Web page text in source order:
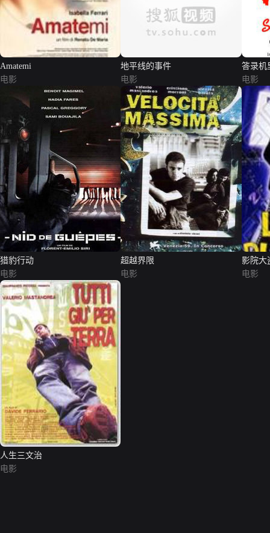
Amatemi
电影
地平线的事件
电影
答录机
电影
猎豹行动
电影
超越界限
电影
影院大
电影
人生三文治
电影